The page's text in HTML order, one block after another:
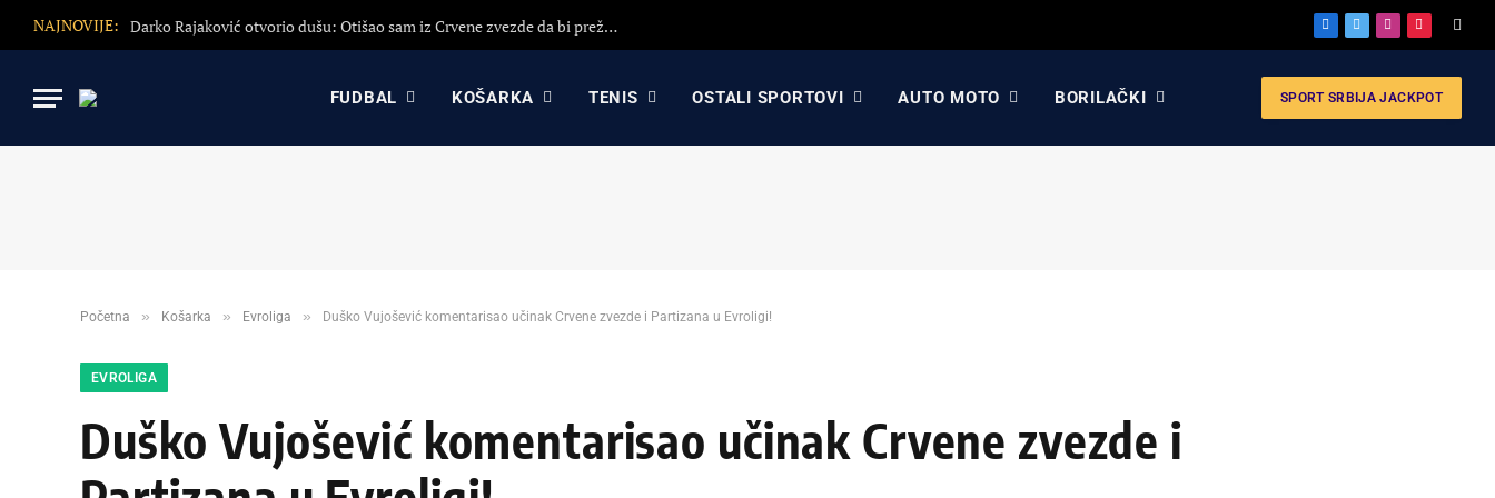
NAJNOVIJE: Darko Rajaković otvorio dušu: Otišao sam iz Crvene zvezde da bi preživeo, nisam primio 8 plata (VIDEO) Facebook
X
Instagram
Pinterest
FUDBAL KOŠARKA TENIS OSTALI SPORTOVI AUTO MOTO BORILAČKI SPORT SRBIJA JACKPOT
Početna » Košarka » Evroliga » Duško Vujošević komentarisao učinak Crvene zvezde i Partizana u Evroligi!
EVROLIGA
Duško Vujošević komentarisao učinak Crvene zvezde i